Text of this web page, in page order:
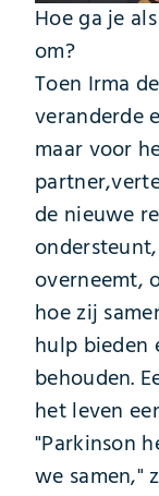
Hoe ga je
om?
Toen Irma
veranderde
maar voor
de nieuwe
overneemt,
hoe zij
hulp bieden
behouden.
het leven
"Parkinson
we samen,"